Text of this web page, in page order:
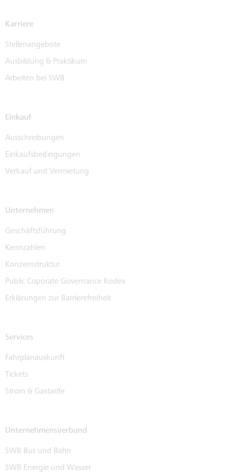
Karriere
Stellenangebote
Ausbildung & Praktikum
Arbeiten bei SWB
Einkauf
Ausschreibungen
Einkaufsbedingungen
Verkauf und Vermietung
Unternehmen
Geschäftsführung
Kennzahlen
Konzernstruktur
Public Coporate Governance Kodex
Erklärungen zur Barrierefreiheit
Services
Fahrplanauskunft
Tickets
Strom & Gastarife
Unternehmensverbund
SWB Bus und Bahn
SWB Energie und Wasser